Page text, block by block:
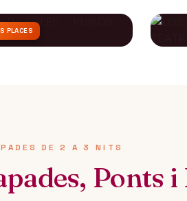
PLACES
DE 2 A 3 NITS
Ponts i